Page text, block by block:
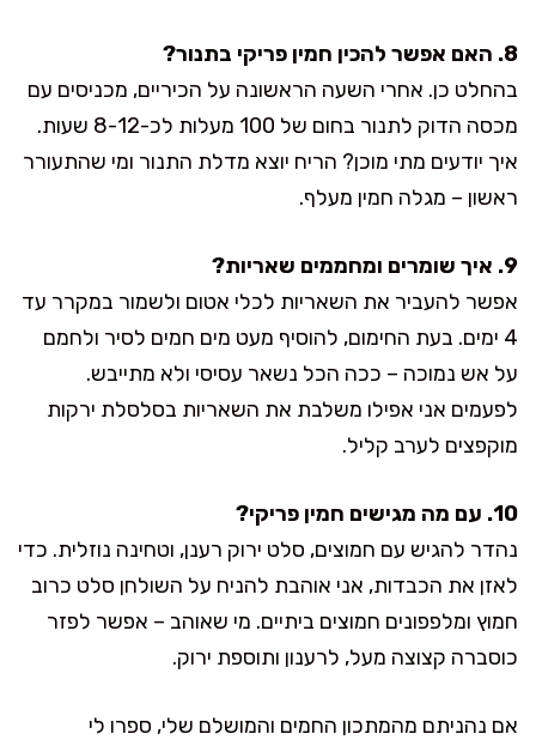
8. האם אפשר להכין חמין פריקי בתנור?
בהחלט כן. אחרי השעה הראשונה על הכיריים, מכניסים עם
מכסה הדוק לתנור בחום של 100 מעלות לכ-8-12 שעות.
איך יודעים מתי מוכן? הריח יוצא מדלת התנור ומי שהתעורר
ראשון – מגלה חמין מעלף.
9. איך שומרים ומחממים שאריות?
אפשר להעביר את השאריות לכלי אטום ולשמור במקרר עד
4 ימים. בעת החימום, להוסיף מעט מים חמים לסיר ולחמם
על אש נמוכה – ככה הכל נשאר עסיסי ולא מתייבש.
לפעמים אני אפילו משלבת את השאריות בסלסלת ירקות
מוקפצים לערב קליל.
10. עם מה מגישים חמין פריקי?
נהדר להגיש עם חמוצים, סלט ירוק רענן, וטחינה נוזלית. כדי
לאזן את הכבדות, אני אוהבת להניח על השולחן סלט כרוב
חמוץ ומלפפונים חמוצים ביתיים. מי שאוהב – אפשר לפזר
כוסברה קצוצה מעל, לרענון ותוספת ירוק.
אם נהניתם מהמתכון החמים והמושלם שלי, ספרו לי